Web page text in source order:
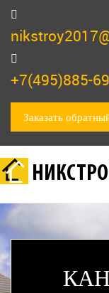
+7(495)885-
Заказать